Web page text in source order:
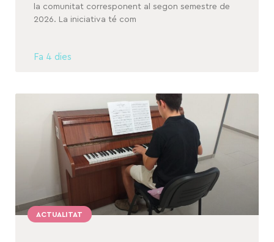
la comunitat corresponent al segon semestre de
2026. La iniciativa té com
Fa 4 dies
ACTUALITAT